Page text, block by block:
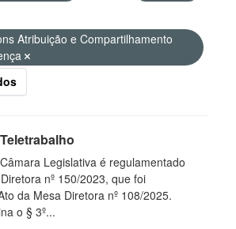
Atribuição e Compartilhamento
Legislativa é regulamentado
nº 150/2023, que foi
da Mesa Diretora nº 108/2025.
o § 3º...